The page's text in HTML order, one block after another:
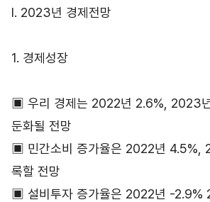
Ⅰ. 2023년 경제전망
1. 경제성장
▣ 우리 경제는 2022년 2.6%, 2023
둔화될 전망
▣ 민간소비 증가율은 2022년 4.5%,
록할 전망
▣ 설비투자 증가율은 2022년 -